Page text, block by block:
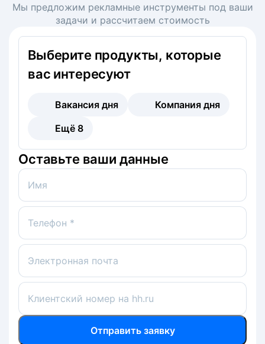
Мы предложим рекламные инструменты под ваши
задачи и рассчитаем стоимость
Выберите продукты, которые
вас интересуют
Вакансия дня
Компания дня
Ещё 8
Оставьте ваши данные
Имя
Телефон *
Электронная почта
Клиентский номер на hh.ru
Отправить заявку